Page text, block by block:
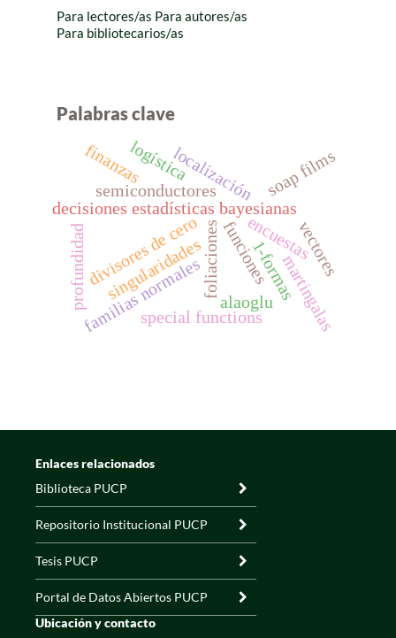
Para lectores/as Para autores/as
Para bibliotecarios/as
Palabras clave
decisiones estadísticas bayesianas
encuestas
funciones1-formas
divisores de cero
profundidad
localización
foliaciones
singularidades alaoglu
soap films
martingalas
familias normales
semiconductores
special functions
logística
vectores
finanzas
Enlaces relacionados
Biblioteca PUCP
Repositorio Institucional PUCP
Tesis PUCP
Portal de Datos Abiertos PUCP
Ubicación y contacto